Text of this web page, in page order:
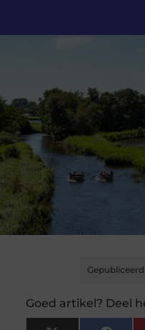
Goed artikel? Deel